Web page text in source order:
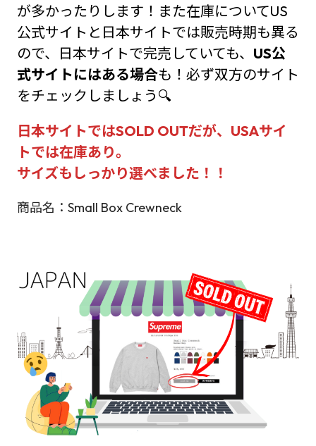
が多かったりします！また在庫についてUS
公式サイトと日本サイトでは販売時期も異る
ので、日本サイトで完売していても、 US公
式サイトにはある場合も！必ず双方のサイト
をチェックしましょう🔍
日本サイトではSOLD OUTだが、USAサイ
トでは在庫あり。
サイズもしっかり選べました！！
商品名：Small Box Crewneck